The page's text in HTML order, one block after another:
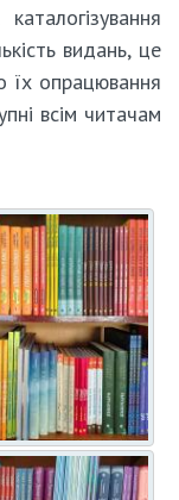
видань, це
їх опрацювання
всім читачам